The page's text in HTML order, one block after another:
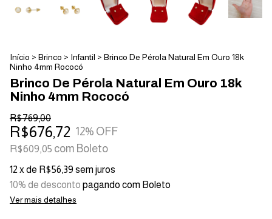
Início > Brinco > Infantil > Brinco De Pérola Natural Em Ouro 18k
Ninho 4mm Rococó
Brinco De Pérola Natural Em Ouro 18k
Ninho 4mm Rococó
R$769,00
R$676,72 12% OFF
R$609,05 com Boleto
12 x de R$56,39 sem juros
10% de desconto pagando com Boleto
Ver mais detalhes